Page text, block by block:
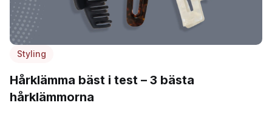
Styling
Hårklämma bäst i test – 3 bästa
hårklämmorna